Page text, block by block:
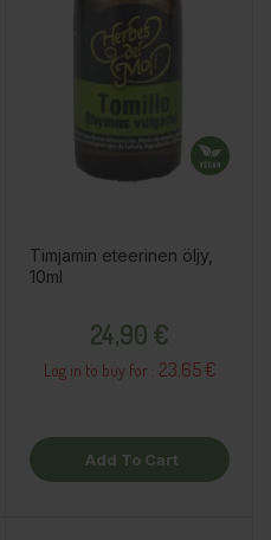
Timjamin eteerinen öljy,
10ml
24,90 €
Log in to buy for : 23.65 €
Add To Cart